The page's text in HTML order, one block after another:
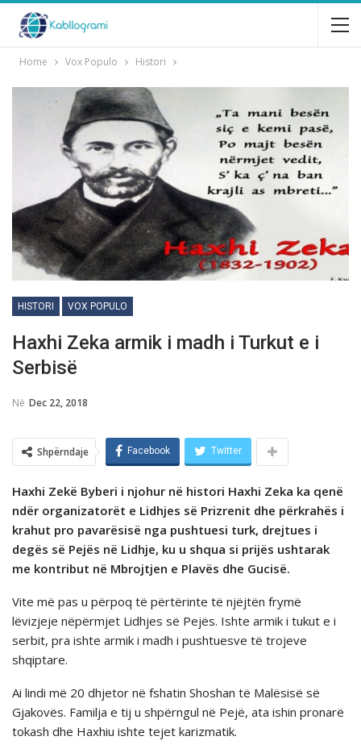
Home Vox Populo Histori
HISTORI VOX POPULO
Haxhi Zeka armik i madh i Turkut e i
Serbisë
Në Dec 22, 2018
Shpërndaje Facebook Twitter
Haxhi Zekë Byberi i njohur në histori Haxhi Zeka ka qenë
ndër organizatorët e Lidhjes së Prizrenit dhe përkrahës i
krahut pro pavarësisë nga pushtuesi turk, drejtues i
degës së Pejës në Lidhje, ku u shqua si prijës ushtarak
me kontribut në Mbrojtjen e Plavës dhe Gucisë.
Vite më pas u përpoq të përtërinte të njëjtën frymë
lëvizjeje nëpërmjet Lidhjes së Pejës. Ishte armik i tukut e i
serbit, pra ishte armik i madh i pushtuesve të trojeve
shqiptare.
Ai lindi më 20 dhjetor në fshatin Shoshan të Malësisë së
Gjakovës. Familja e tij u shpërngul në Pejë, ata ishin pronarë
tokash dhe Haxhiu ishte tejet karizmatik.